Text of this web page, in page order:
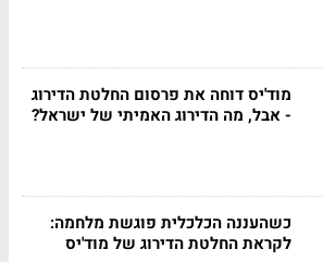
מוד'יס דוחה את פרסום החלטת הדירוג
- אבל, מה הדירוג האמיתי של ישראל?
כשהעננה הכלכלית פוגשת מלחמה:
לקראת החלטת הדירוג של מוד'יס